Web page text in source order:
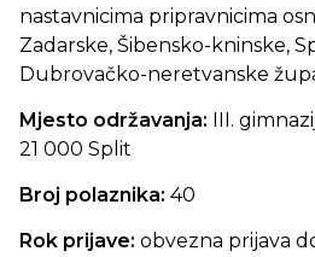
nastavnicima pripravnicima
Zadarske, Šibensko-kninske,
Dubrovačko-neretvanske
Mjesto održavanja: III.
21 000 Split
Broj polaznika: 40
Rok prijave: obvezna prijava